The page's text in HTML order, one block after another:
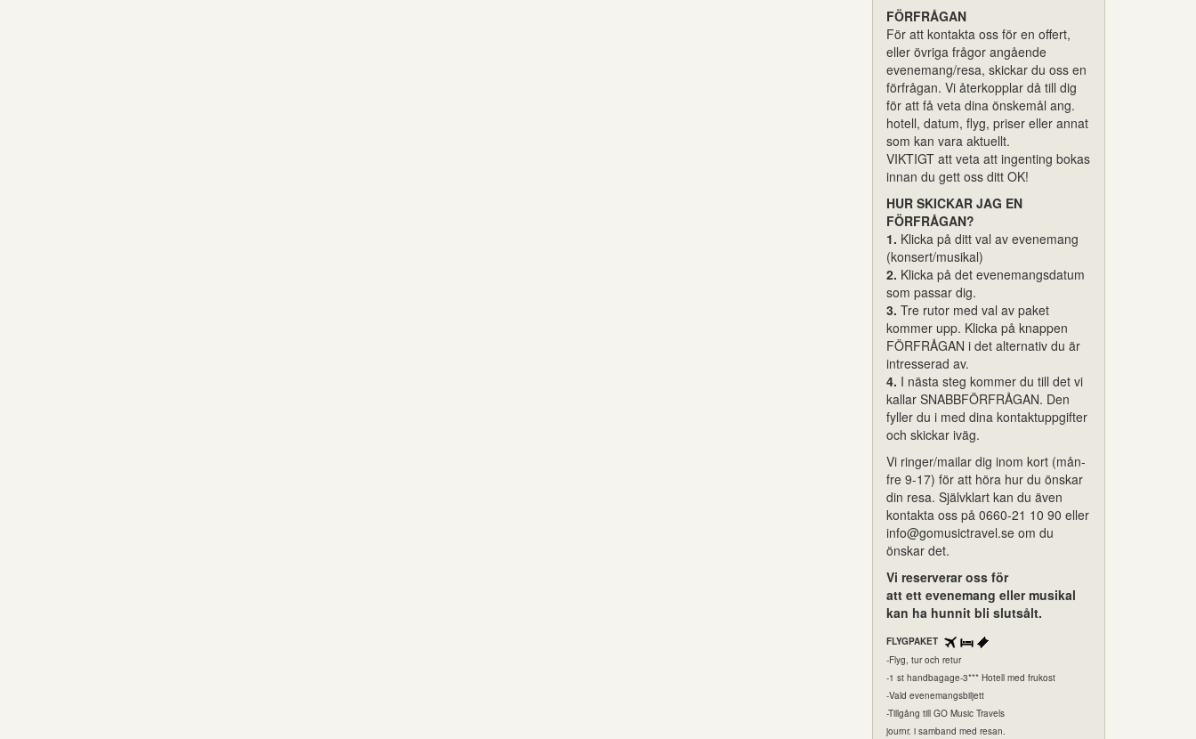
FÖRFRÅGAN
För att kontakta oss för en offert,
eller övriga frågor angående
evenemang/resa, skickar du oss en
förfrågan. Vi återkopplar då till dig
för att få veta dina önskemål ang.
hotell, datum, flyg, priser eller annat
som kan vara aktuellt.
VIKTIGT att veta att ingenting bokas
innan du gett oss ditt OK!
HUR SKICKAR JAG EN
FÖRFRÅGAN?
1. Klicka på ditt val av evenemang
(konsert/musikal)
2. Klicka på det evenemangsdatum
som passar dig.
3. Tre rutor med val av paket
kommer upp. Klicka på knappen
FÖRFRÅGAN i det alternativ du är
intresserad av.
4. I nästa steg kommer du till det vi
kallar SNABBFÖRFRÅGAN. Den
fyller du i med dina kontaktuppgifter
och skickar iväg.
Vi ringer/mailar dig inom kort (mån-
fre 9-17) för att höra hur du önskar
din resa. Självklart kan du även
kontakta oss på 0660-21 10 90 eller
info@gomusictravel.se om du
önskar det.
Vi reserverar oss för
att ett evenemang eller musikal
kan ha hunnit bli slutsålt.
FLYGPAKET
-Flyg, tur och retur
-1 st handbagage-3*** Hotell med frukost
-Vald evenemangsbiljett
-Tillgång till GO Music Travels
journr. i samband med resan.